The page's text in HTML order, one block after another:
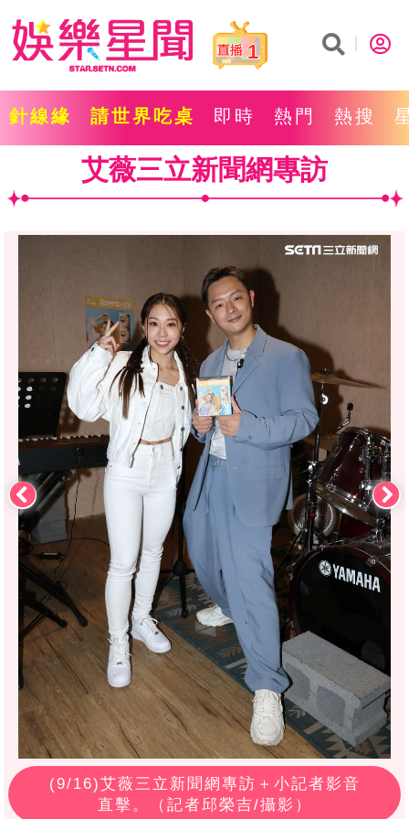
1
針線緣 請世界吃桌 即時 熱門 熱搜
艾薇三立新聞網專訪
(9/16)艾薇三立新聞網專訪＋小記者影音
直擊。（記者邱榮吉/攝影）